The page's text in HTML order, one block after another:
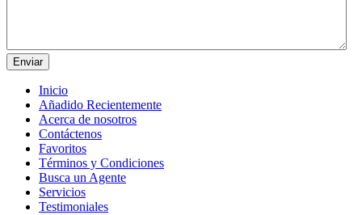
Inicio
Añadido Recientemente
Acerca de nosotros
Contáctenos
Favoritos
Términos y Condiciones
Busca un Agente
Servicios
Testimoniales